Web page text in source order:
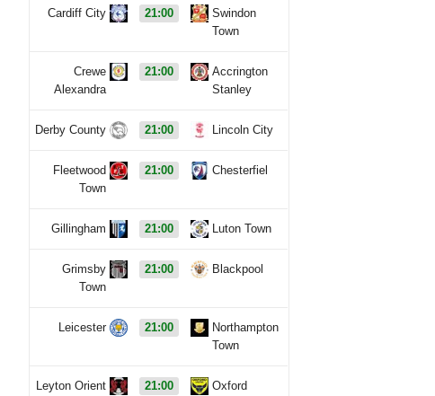
Cardiff City 21:00
Swindon
Town
Crewe
Alexandra
21:00
Accrington
Stanley
Derby County 21:00 Lincoln City
Fleetwood
Town
21:00 Chesterfiel
Gillingham 21:00 Luton Town
Grimsby
Town
21:00 Blackpool
Leicester 21:00
Northampton
Town
Leyton Orient 21:00
Oxford